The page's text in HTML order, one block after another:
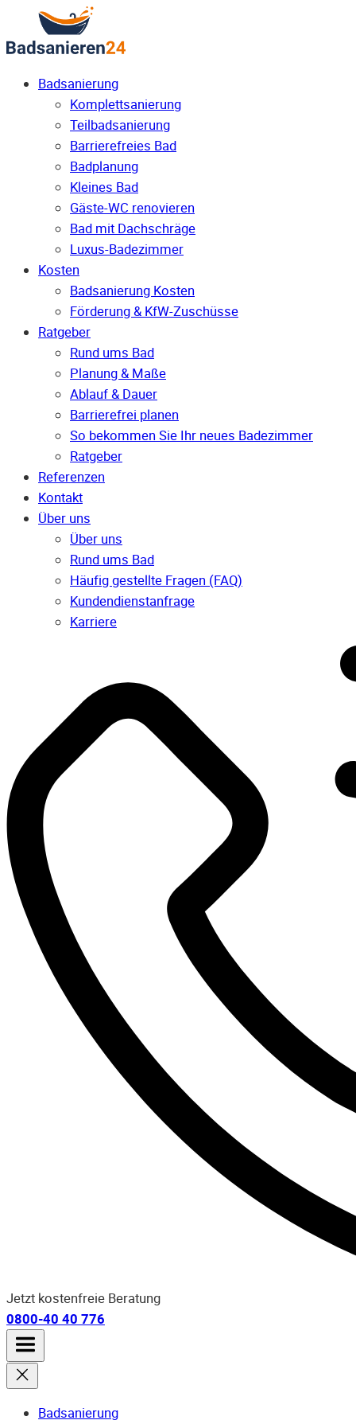
Badsanierung
Komplettsanierung
Teilbadsanierung
Barrierefreies Bad
Badplanung
Kleines Bad
Gäste-WC renovieren
Bad mit Dachschräge
Luxus-Badezimmer
Kosten
Badsanierung Kosten
Förderung & KfW-Zuschüsse
Ratgeber
Rund ums Bad
Planung & Maße
Ablauf & Dauer
Barrierefrei planen
So bekommen Sie Ihr neues Badezimmer
Ratgeber
Referenzen
Kontakt
Über uns
Über uns
Rund ums Bad
Häufig gestellte Fragen (FAQ)
Kunden­dienst­anfrage
Karriere
Jetzt kostenfreie Beratung
0800-40 40 776
Badsanierung